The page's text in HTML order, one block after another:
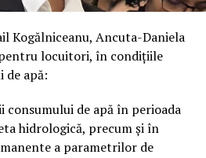
Kogălniceanu, Ancuta-Daniela
locuitori, în condițiile
apă:
consumului de apă în perioada
hidrologică, precum și în
a parametrilor de